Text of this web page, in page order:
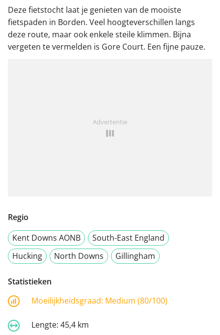
Deze fietstocht laat je genieten van de mooiste
fietspaden in Borden. Veel hoogteverschillen langs
deze route, maar ook enkele steile klimmen. Bijna
vergeten te vermelden is Gore Court. Een fijne pauze.
Advertentie
Regio
Kent Downs AONB
South-East England
Hucking
North Downs Gillingham
Statistieken
Moeilijkheidsgraad: Medium (80/100)
Lengte: 45,4 km